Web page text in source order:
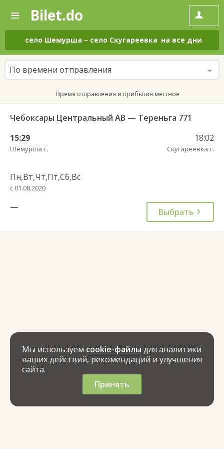
—
Поиск
и
покупка
билетов
на
автобус
онлайн
Bilet.do
село Шемурша – село Скугареевка на все дни
По времени отправления
Время отправления и прибытия местное
Чебоксары Центральный АВ — Тереньга 771
15:29
Шемурша с.
18:02
Скугареевка с.
Пн,Вт,Чт,Пт,Сб,Вс
с 01.08.2020
— Выбрать
Мы используем cookie-файлы для аналитики
ваших действий, рекомендаций и улучшения
сайта.
Принять